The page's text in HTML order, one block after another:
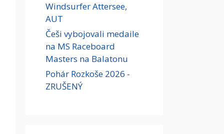
Windsurfer Attersee,
AUT
Češi vybojovali medaile
na MS Raceboard
Masters na Balatonu
Pohár Rozkoše 2026 -
ZRUŠENÝ